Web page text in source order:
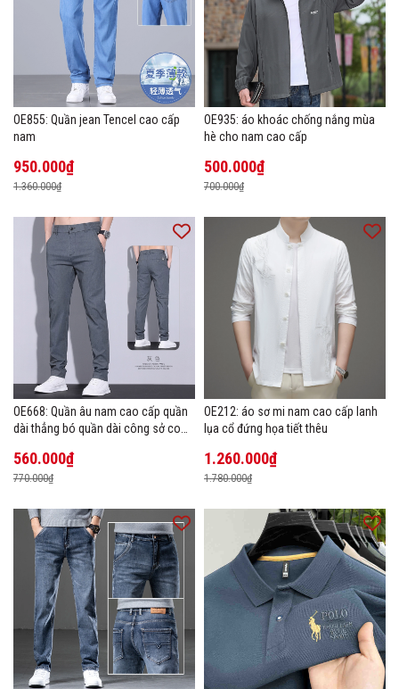
OE855: Quần jean Tencel cao cấp
nam
950.000₫
1.360.000₫
OE935: áo khoác chống nắng mùa
hè cho nam cao cấp
500.000₫
700.000₫
OE668: Quần âu nam cao cấp quần
dài thẳng bó quần dài công sở co
560.000₫
770.000₫
OE212: áo sơ mi nam cao cấp lanh
lụa cổ đứng họa tiết thêu
1.260.000₫
1.780.000₫